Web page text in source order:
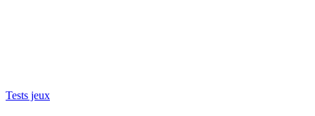
Tests jeux